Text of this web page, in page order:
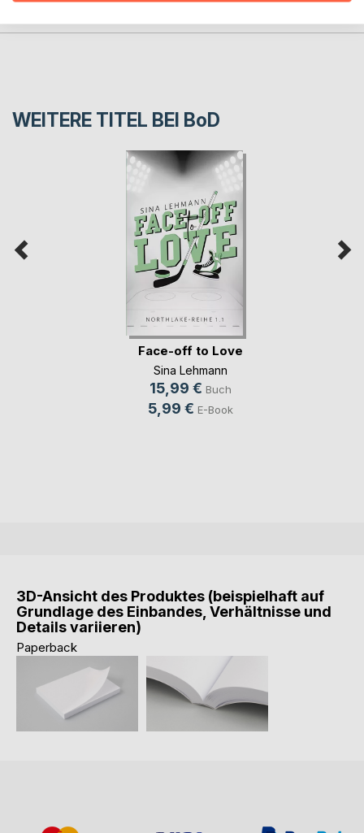
WEITERE TITEL BEI BoD
Face-off to Love
Sina Lehmann
15,99 € Buch
5,99 € E-Book
3D-Ansicht des Produktes (beispielhaft auf
Grundlage des Einbandes, Verhältnisse und
Details variieren)
Paperback